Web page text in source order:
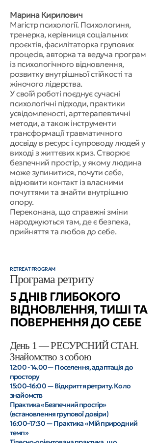
Марина Кирилович
Магістр психології. Психологиня,
тренерка, керівниця соціальних
проєктів, фасилітаторка групових
процесів, авторка та ведуча програм
із психологічного відновлення,
розвитку внутрішньої стійкості та
жіночого лідерства.
У своїй роботі поєднує сучасні
психологічні підходи, практики
усвідомленості, арттерапевтичні
методи, а також інструменти
трансформації травматичного
досвіду в ресурс і супроводу людей у
виході з життєвих криз. Створює
безпечний простір, у якому людина
може зупинитися, почути себе,
відновити контакт із власними
почуттями та знайти внутрішню
опору.
Переконана, що справжні зміни
народжуються там, де є безпека,
прийняття та любов до себе.
RETREAT PROGRAM
Програма ретриту
5 ДНІВ ГЛИБОКОГО
ВІДНОВЛЕННЯ, ТИШІ ТА
ПОВЕРНЕННЯ ДО СЕБЕ
День 1 — РЕСУРСНИЙ СТАН.
Знайомство з собою
12:00 - 14.00— Поселення, адаптація до
простору
15:00–16:00 — Відкриття ретриту. Коло
знайомств
Практика «Безпечний простір»
(встановлення групової довіри)
16:00–17:30 — Практика «Мій природний
темп»